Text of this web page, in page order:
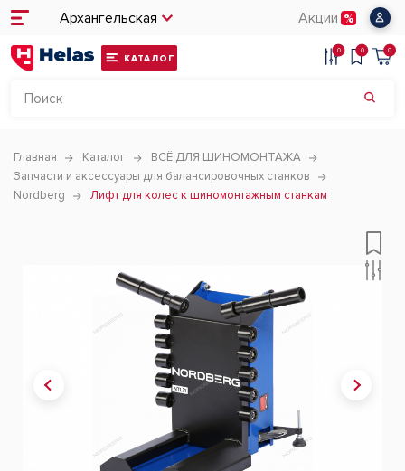
Архангельская Акции
КАТАЛОГ
0 0 0
Главная Каталог
ВСЁ ДЛЯ ШИНОМОНТАЖА
Запчасти и аксессуары для балансировочных станков
Nordberg
Лифт для колес к шиномонтажным станкам